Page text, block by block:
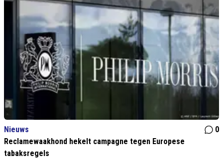
Nieuws
0
Reclamewaakhond hekelt campagne tegen Europese
tabaksregels